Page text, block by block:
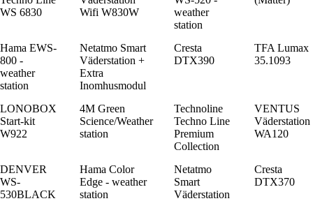
WS 6830
Wifi W830W
weather
station
Hama EWS-
800 -
weather
station
Netatmo Smart
Väderstation +
Extra
Inomhusmodul
Cresta
DTX390
TFA Lumax
35.1093
LONOBOX
Start-kit
W922
4M Green
Science/Weather
station
Technoline
Techno Line
Premium
Collection
VENTUS
Väderstation
WA120
DENVER
WS-
530BLACK
Hama Color
Edge - weather
station
Netatmo
Smart
Väderstation
Cresta
DTX370